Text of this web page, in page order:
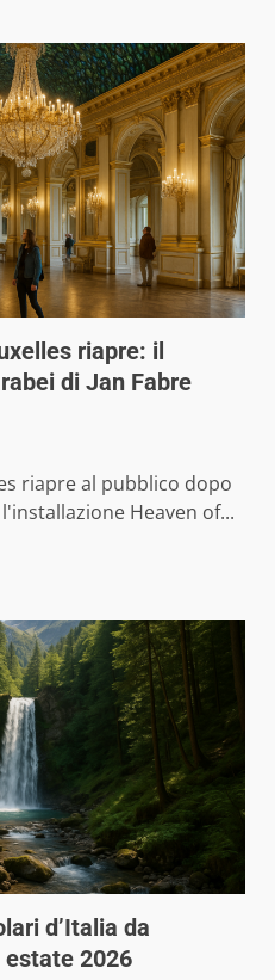
riapre: il
di Jan Fabre
riapre al pubblico dopo
Heaven of...
d’Italia da
estate 2026